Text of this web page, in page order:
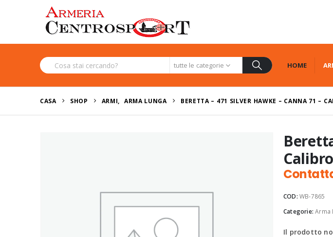
tutte le categorie HOME
CASA SHOP ARMI, ARMA LUNGA BERETTA – 471 SILVER HAWKE – CANNA 71 –
COD: WB-7865
Categorie:Arma
Il prodotto